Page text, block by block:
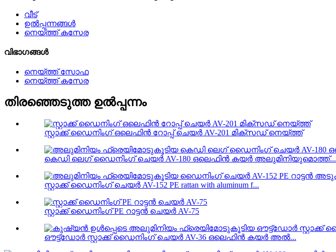
വീട്
ഉൽപ്പന്നങ്ങൾ
നെയ്ത്ത് കസേര
വിഭാഗങ്ങൾ
നെയ്ത്ത് സോഫ
നെയ്ത്ത് കസേര
തിരഞ്ഞെടുത്ത ഉൽപ്പന്നം
സ്റ്റാക്ക് ഡൈനിംഗ് ഒലെഫിൻ റോപ്പ് ചെയർ AV-201 മിക്സഡ് നെയ്ത്ത്
കെഡി ലെഗ് ഡൈനിംഗ് ചെയർ AV-180 ഒലെഫിൻ കയർ അലുമിനിയുമൊത്ത്...
സ്റ്റാക്ക് ഡൈനിംഗ് ചെയർ AV-152 PE rattan with aluminum f...
സ്റ്റാക്ക് ഡൈനിംഗ് PE റാട്ടൻ ചെയർ AV-75
ഔട്ട്‌ഡോർ സ്റ്റാക്ക് ഡൈനിംഗ് ചെയർ AV-36 ഒലെഫിൻ കയർ അൽ...